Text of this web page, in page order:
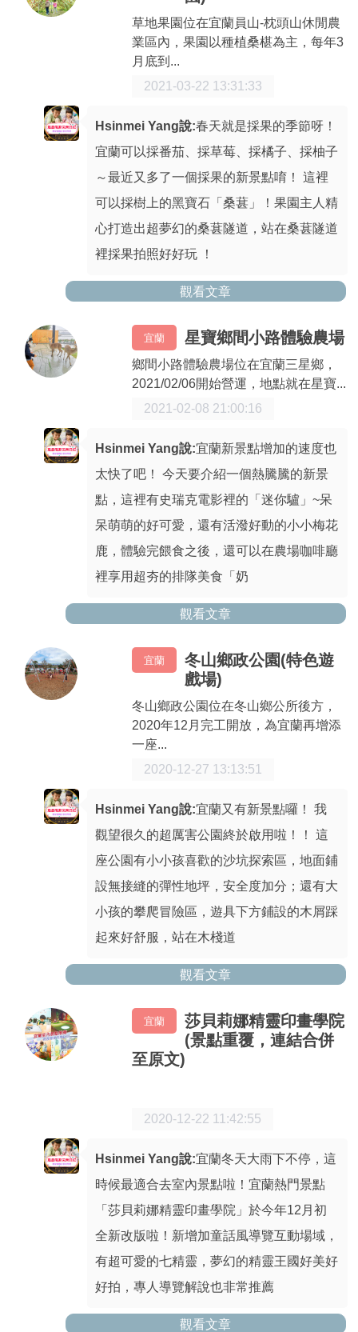
草地果園位在宜蘭員山-枕頭山休閒農
業區內，果園以種植桑椹為主，每年3
月底到...
2021-03-22 13:31:33
Hsinmei Yang說:春天就是採果的季節呀！
宜蘭可以採番茄、採草莓、採橘子、採柚子
～最近又多了一個採果的新景點唷！ 這裡
可以採樹上的黑寶石「桑葚」！果園主人精
心打造出超夢幻的桑葚隧道，站在桑葚隧道
裡採果拍照好好玩 ！
觀看文章
宜蘭 星寶鄉間小路體驗農場
鄉間小路體驗農場位在宜蘭三星鄉，
2021/02/06開始營運，地點就在星寶...
2021-02-08 21:00:16
Hsinmei Yang說:宜蘭新景點增加的速度也
太快了吧！ 今天要介紹一個熱騰騰的新景
點，這裡有史瑞克電影裡的「迷你驢」~呆
呆萌萌的好可愛，還有活潑好動的小小梅花
鹿，體驗完餵食之後，還可以在農場咖啡廳
裡享用超夯的排隊美食「奶
觀看文章
宜蘭
冬山鄉政公園(特色遊
戲場)
冬山鄉政公園位在冬山鄉公所後方，
2020年12月完工開放，為宜蘭再增添
一座...
2020-12-27 13:13:51
Hsinmei Yang說:宜蘭又有新景點囉！ 我
觀望很久的超厲害公園終於啟用啦！！ 這
座公園有小小孩喜歡的沙坑探索區，地面鋪
設無接縫的彈性地坪，安全度加分；還有大
小孩的攀爬冒險區，遊具下方鋪設的木屑踩
起來好舒服，站在木棧道
觀看文章
宜蘭
莎貝莉娜精靈印畫學院
(景點重覆，連結合併
至原文)
2020-12-22 11:42:55
Hsinmei Yang說:宜蘭冬天大雨下不停，這
時候最適合去室內景點啦！宜蘭熱門景點
「莎貝莉娜精靈印畫學院」於今年12月初
全新改版啦！新增加童話風導覽互動場域，
有超可愛的七精靈，夢幻的精靈王國好美好
好拍，專人導覽解說也非常推薦
觀看文章